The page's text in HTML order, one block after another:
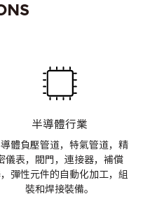
半導體行業
體負壓管道，特氣管道，精
儀表，閥門，連接器，補償
彈性元件的自動化加工，組
裝和焊接裝備。